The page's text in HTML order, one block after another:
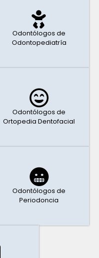
Odontólogos de
Odontopediatría
Odontólogos de
Ortopedia Dentofacial
Odontólogos de
Periodoncia